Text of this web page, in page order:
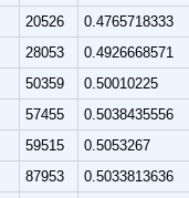
20526
0.4765718333
28053
0.4926668571
50359
0.50010225
57455
0.5038435556
59515
0.5053267
87953
0.5033813636